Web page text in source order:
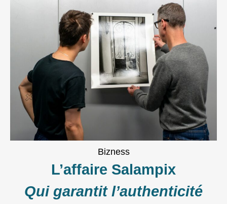
Bizness
L’affaire Salampix
Qui garantit l’authenticité